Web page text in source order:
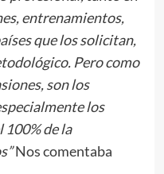
entrenamientos,
que los solicitan,
Pero como
son los
los
de la
Nos comentaba